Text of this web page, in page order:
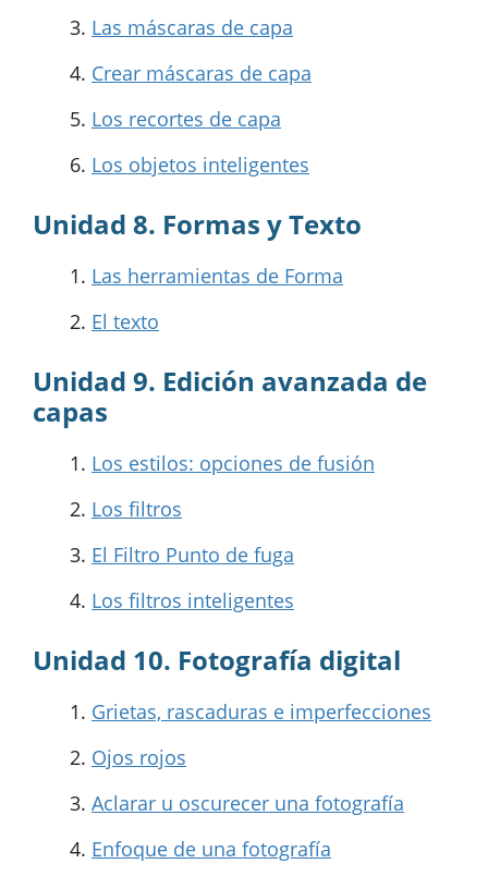
Las máscaras de capa
Crear máscaras de capa
Los recortes de capa
Los objetos inteligentes
Unidad 8. Formas y Texto
Las herramientas de Forma
El texto
Unidad 9. Edición avanzada de
capas
Los estilos: opciones de fusión
Los filtros
El Filtro Punto de fuga
Los filtros inteligentes
Unidad 10. Fotografía digital
Grietas, rascaduras e imperfecciones
Ojos rojos
Aclarar u oscurecer una fotografía
Enfoque de una fotografía